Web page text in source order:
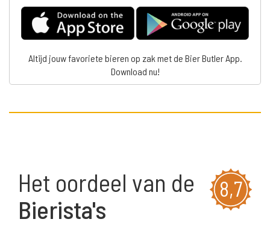
Altijd jouw favoriete bieren op zak met de Bier Butler App.
Download nu!
8,7
Het oordeel van de
Bierista's